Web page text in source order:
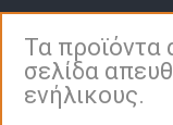
Τα προϊόντα
σελίδα
ενήλικους.